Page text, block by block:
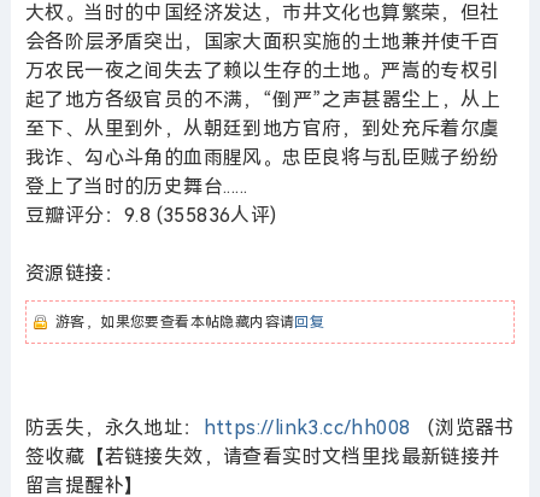
大权。当时的中国经济发达，市井文化也算繁荣，但社
会各阶层矛盾突出，国家大面积实施的土地兼并使千百
万农民一夜之间失去了赖以生存的土地。严嵩的专权引
起了地方各级官员的不满，“倒严”之声甚嚣尘上，从上
至下、从里到外，从朝廷到地方官府，到处充斥着尔虞
我诈、勾心斗角的血雨腥风。忠臣良将与乱臣贼子纷纷
登上了当时的历史舞台......
豆瓣评分：9.8 (355836人评)
资源链接：
游客，如果您要查看本帖隐藏内容请回复
防丢失，永久地址： https://link3.cc/hh008 （浏览器书
签收藏【若链接失效，请查看实时文档里找最新链接并
留言提醒补】